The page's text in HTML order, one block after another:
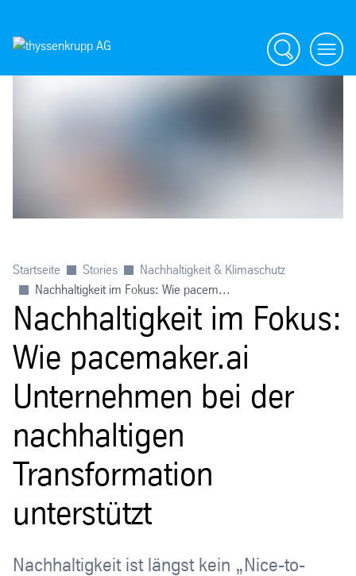
Suche menü
Startseite Stories
Nachhaltigkeit & Klimaschutz
Nachhaltigkeit im Fokus: Wie pacem...
Nachhaltigkeit im Fokus:
Wie pacemaker.ai
Unternehmen bei der
nachhaltigen
Transformation
unterstützt
Nachhaltigkeit ist längst kein „Nice-to-